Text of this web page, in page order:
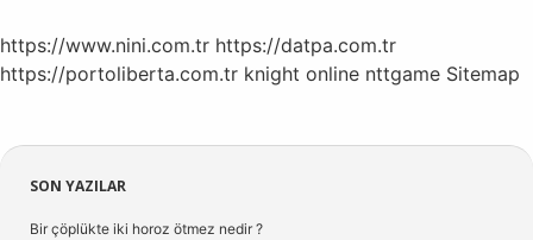
https://www.nini.com.tr https://datpa.com.tr
https://portoliberta.com.tr knight online nttgame Sitemap
Sidebar
SON YAZILAR
Bir çöplükte iki horoz ötmez nedir ?